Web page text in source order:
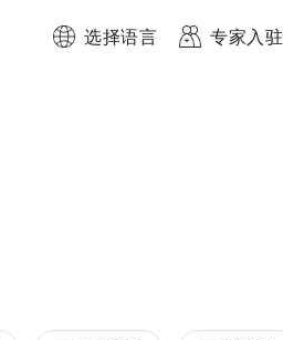
选择语言 专家入驻